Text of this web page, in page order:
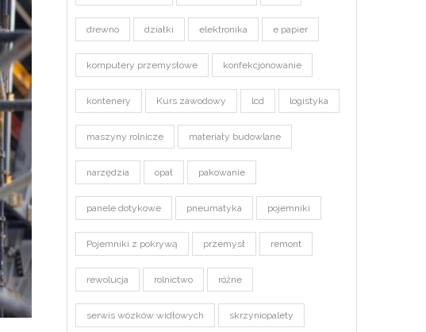
drewno działki elektronika e papier
komputery przemysłowe konfekcjonowanie
kontenery Kurs zawodowy lcd logistyka
maszyny rolnicze materiały budowlane
narzędzia opał pakowanie
panele dotykowe pneumatyka pojemniki
Pojemniki z pokrywą przemysł remont
rewolucja rolnictwo różne
serwis wózków widłowych skrzyniopalety